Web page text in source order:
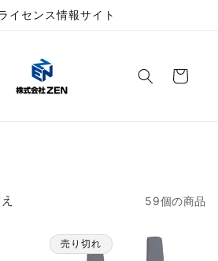
イセンス情報サイト
ー
59個の商品
売り切れ